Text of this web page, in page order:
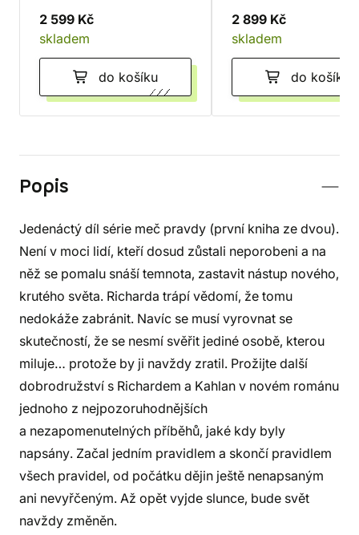
2 599 Kč
skladem
do košíku
2 899 Kč
skladem
do košíku
Popis
Jedenáctý díl série meč pravdy (první kniha ze dvou).
Není v moci lidí, kteří dosud zůstali neporobeni a na
něž se pomalu snáší temnota, zastavit nástup nového,
krutého světa. Richarda trápí vědomí, že tomu
nedokáže zabránit. Navíc se musí vyrovnat se
skutečností, že se nesmí svěřit jediné osobě, kterou
miluje… protože by ji navždy zratil. Prožijte další
dobrodružství s Richardem a Kahlan v novém románu
jednoho z nejpozoruhodnějších
a nezapomenutelných příběhů, jaké kdy byly
napsány. Začal jedním pravidlem a skončí pravidlem
všech pravidel, od počátku dějin ještě nenapsaným
ani nevyřčeným. Až opět vyjde slunce, bude svět
navždy změněn.